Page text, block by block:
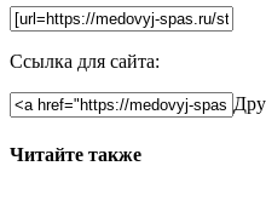
Ссылка для сайта:
Читайте также